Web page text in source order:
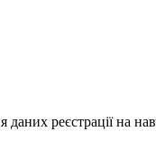
реєстрації на